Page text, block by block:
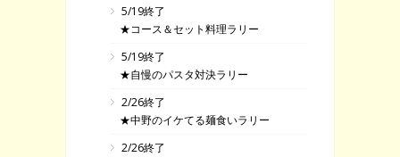
5/19終了
★コース＆セット料理ラリー
5/19終了
★自慢のパスタ対決ラリー
2/26終了
★中野のイケてる麺食いラリー
2/26終了